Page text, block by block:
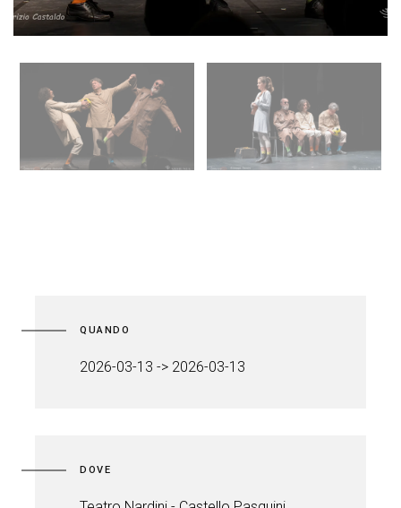
QUANDO
2026-03-13 -> 2026-03-13
DOVE